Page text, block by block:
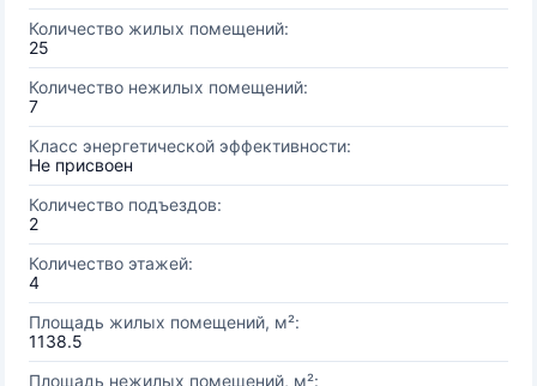
Количество жилых помещений:
25
Количество нежилых помещений:
7
Класс энергетической эффективности:
Не присвоен
Количество подъездов:
2
Количество этажей:
4
Площадь жилых помещений, м²:
1138.5
Площадь нежилых помещений, м²: